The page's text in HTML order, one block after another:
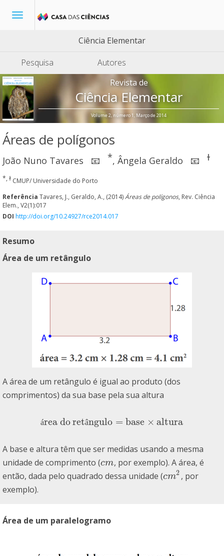
Toggle
Ciência Elementar
Pesquisa
Autores
Revista de
Ciência Elementar
Volume 2, número 1, Março de 2014
Áreas de polígonos
João Nuno Tavares 📧 *, Ângela Geraldo 📧 ɫ
*, ɫ CMUP/ Universidade do Porto
Referência Tavares, J., Geraldo, A., (2014)Áreas de polígonos, Rev. Ciência
Elem., V2(1):017
DOI http://doi.org/10.24927/rce2014.017
Resumo
Área de um retângulo
A área de um retângulo é igual ao produto (dos
comprimentos) da sua base pela sua altura
área doretângulo = base × altura
área doretângulo=base×altura
A base e altura têm que ser medidas usando a mesma
unidade de comprimento (cm
cm , por exemplo). A área, é
então, dada pelo quadrado dessa unidade (cm2
cm2 , por
exemplo).
Área de um paralelogramo